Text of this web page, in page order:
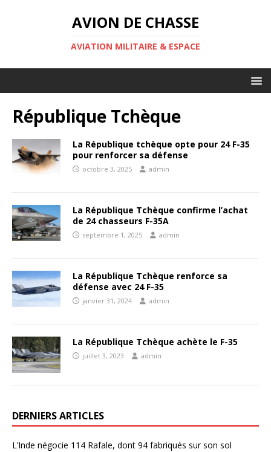
AVION DE CHASSE
AVIATION MILITAIRE & ESPACE
République Tchèque
La République tchèque opte pour 24 F-35
pour renforcer sa défense
octobre 3, 2025 admin
La République Tchèque confirme l’achat
de 24 chasseurs F-35A
septembre 1, 2025 admin
La République Tchèque renforce sa
défense avec 24 F-35
janvier 31, 2024 admin
La République Tchèque achète le F-35
juillet 3, 2023 admin
DERNIERS ARTICLES
L’Inde négocie 114 Rafale, dont 94 fabriqués sur son sol